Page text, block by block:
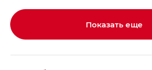
Показать еще